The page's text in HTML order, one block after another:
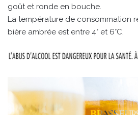
goût et ronde en bouche.
La température de consommation
bière ambrée est entre 4° et 6°C.